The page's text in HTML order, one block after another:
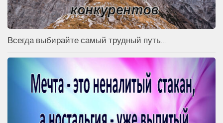
Всегда выбирайте самый трудный путь…